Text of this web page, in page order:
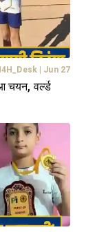
| Jun 27
चयन, वर्ल्ड